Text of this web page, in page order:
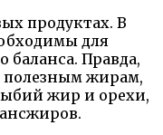
продуктах. В
для
баланса. Правда,
полезным жирам,
жир и орехи,